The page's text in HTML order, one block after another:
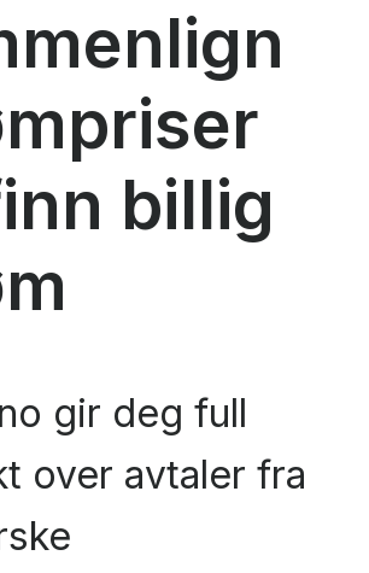
billig
gir deg full
over avtaler fra